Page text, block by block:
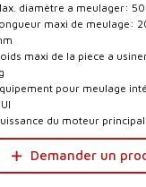
diamètre a meulager:
maxi de meulage:
maxi de la piece a
pour meulage
du moteur
Demander un